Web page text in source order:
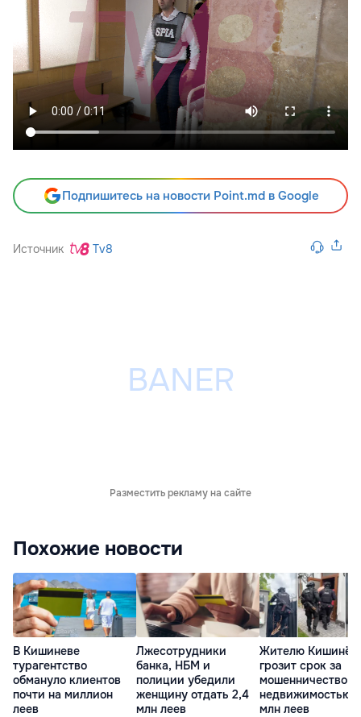
Подпишитесь на новости Point.md в Google
Источник Tv8
Разместить рекламу на сайте
Похожие новости
В Кишиневе
турагентство
обмануло клиентов
почти на миллион
леев
Лжесотрудники
банка, НБМ и
полиции убедили
женщину отдать 2,4
млн леев
Жителю
грозит срок за
мошенничество с
недвижимостью
млн леев